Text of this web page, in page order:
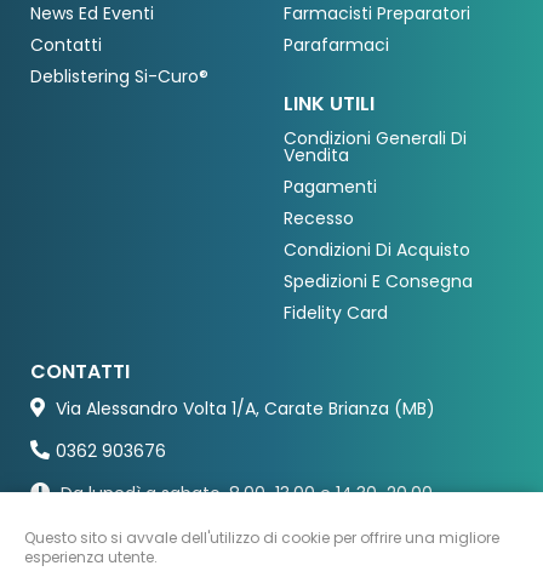
News Ed Eventi
Contatti
Deblistering Si-Curo®
Farmacisti Preparatori
Parafarmaci
LINK UTILI
Condizioni Generali Di
Vendita
Pagamenti
Recesso
Condizioni Di Acquisto
Spedizioni E Consegna
Fidelity Card
CONTATTI
Via Alessandro Volta 1/A, Carate Brianza (MB)
0362 903676
Da lunedì a sabato, 8.00-13.00 e 14.30-20.00
Questo sito si avvale dell'utilizzo di cookie per offrire una migliore
esperienza utente.